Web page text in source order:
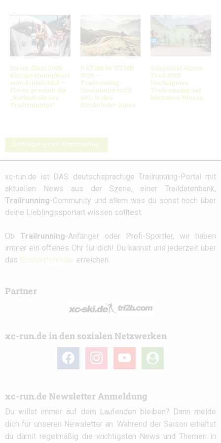
Sierre-Zinal 2026:
Kiriago triumphiert
zum dritten Mal –
Florea gewinnt die
„Kathedrale des
Trailrunnings“
KAT100 by UTMB
2026 –
Trailrunning-
Community trifft
sich in den
Kitzbüheler Alpen
Schnalstal Alpine
Trail 2026:
Hochalpines
Trailrunning auf
höchstem Niveau
Schreibe einen Kommentar
xc-run.de ist DAS deutschsprachige Trailrunning-Portal mit
aktuellen News aus der Szene, einer Traildatenbank,
Trailrunning-Community und allem was du sonst noch über
deine Lieblingssportart wissen solltest.
Ob Trailrunning-Anfänger oder Profi-Sportler, wir haben
immer ein offenes Ohr für dich! Du kannst uns jederzeit über
das Kontaktformular erreichen.
Partner
xc-run.de in den sozialen Netzwerken
facebook instagramyoutube
user-
circle
xc-run.de Newsletter Anmeldung
Du willst immer auf dem Laufenden bleiben? Dann melde
dich für unseren Newsletter an. Während der Saison erhältst
du damit regelmäßig die wichtigsten News und Themen in